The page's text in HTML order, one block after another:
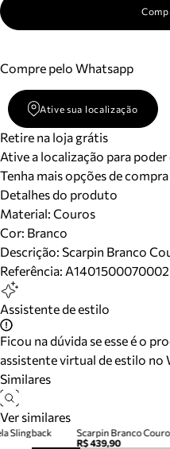
Compre pelo Whatsapp
Ative sua localização
Retire na loja grátis
Ative a localização para
Tenha mais opções de
Detalhes do produto
Material: Couros
Cor: Branco
Descrição: Scarpin Branco
Referência: A1401500070002
Assistente de estilo
Ficou na dúvida se esse é o
assistente virtual de estilo no
Similares
Ver similares
Scarpin Branco
R$ 439,90
Slingback